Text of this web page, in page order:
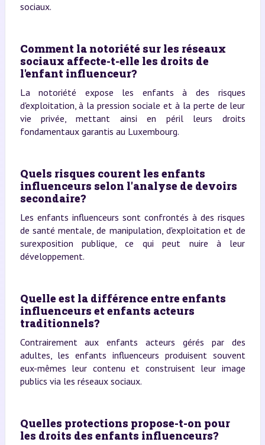
sociaux.
Comment la notoriété sur les réseaux
sociaux affecte-t-elle les droits de
l'enfant influenceur?
La notoriété expose les enfants à des risques
d'exploitation, à la pression sociale et à la perte de leur
vie privée, mettant ainsi en péril leurs droits
fondamentaux garantis au Luxembourg.
Quels risques courent les enfants
influenceurs selon l'analyse de devoirs
secondaire?
Les enfants influenceurs sont confrontés à des risques
de santé mentale, de manipulation, d'exploitation et de
surexposition publique, ce qui peut nuire à leur
développement.
Quelle est la différence entre enfants
influenceurs et enfants acteurs
traditionnels?
Contrairement aux enfants acteurs gérés par des
adultes, les enfants influenceurs produisent souvent
eux-mêmes leur contenu et construisent leur image
publics via les réseaux sociaux.
Quelles protections propose-t-on pour
les droits des enfants influenceurs?